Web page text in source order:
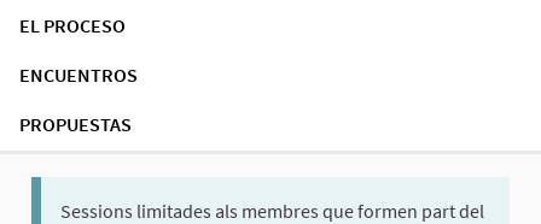
EL PROCESO
ENCUENTROS
PROPUESTAS
Sessions limitades als membres que formen part del